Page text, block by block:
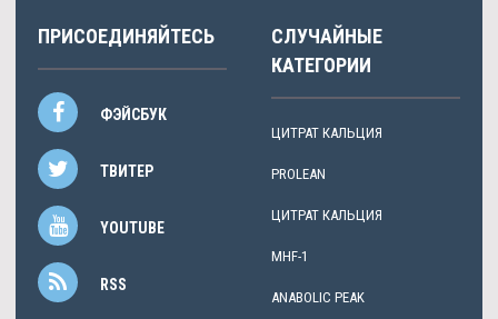
ПРИСОЕДИНЯЙТЕСЬ
ФЭЙСБУК
ТВИТЕР
YOUTUBE
RSS
СЛУЧАЙНЫЕ
КАТЕГОРИИ
ЦИТРАТ КАЛЬЦИЯ
PROLEAN
ЦИТРАТ КАЛЬЦИЯ
MHF-1
ANABOLIC PEAK